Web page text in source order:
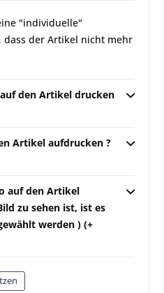
"individuelle"
dass der Artikel nicht mehr
den Artikel drucken
Artikel aufdrucken ?
auf den Artikel
zu sehen ist, ist es
werden ) (+